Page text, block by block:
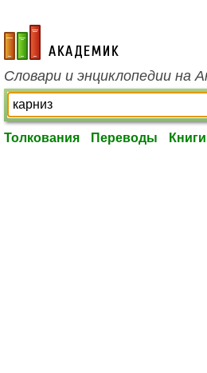
academic.ru
Словари и энциклопедии на
Толкования Переводы Книги